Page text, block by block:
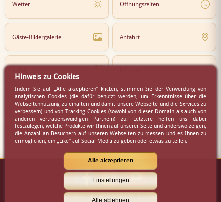
Wetter Öffnungszeiten
Gäste-Bildergalerie Anfahrt
Newsletter Partner
Virtueller Rundgang Presse
Kontakt|Impressum|AGB
Hinweis zu Cookies
Indem Sie auf „Alle akzeptieren” klicken, stimmen Sie der Verwendung von
analytischen Cookies (die dafür benutzt werden, um Erkenntnisse über die
Webseitennutzung zu erhalten und damit unsere Webseite und die Services zu
verbessern) und von Tracking-Cookies (sowohl von dieser Domain als auch von
anderen vertrauenswürdigen Partnern) zu. Letztere helfen uns dabei
festzulegen, welche Produkte wir Ihnen auf unserer Seite und anderswo zeigen,
die Anzahl an Besuchern auf unseren Webseiten zu messen und es Ihnen zu
ermöglichen, ein „Like“ auf Social Media zu geben oder etwas zu teilen.
Alle akzeptieren
Einstellungen
Alle ablehnen